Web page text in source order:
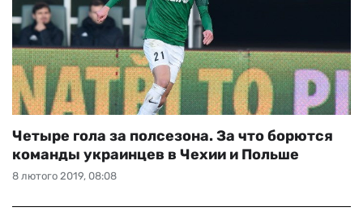
8 лютого 2019, 08:08
Четыре гола за полсезона. За что борются
команды украинцев в Чехии и Польше